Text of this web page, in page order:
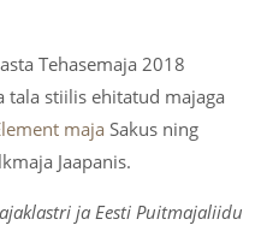
Tehasemaja 2018
tala stiilis ehitatud majaga
maja Sakus ning
Jaapanis.
ja Eesti Puitmajaliidu